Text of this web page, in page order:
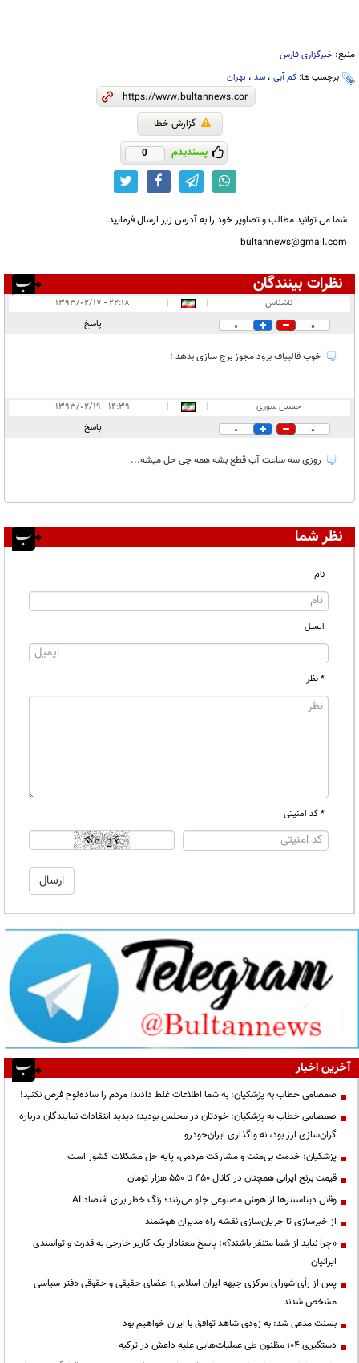
منبع: خبرگزاری فارس
برچسب ها: کم آبی ، سد ، تهران
گزارش خطا
پسندیدم 0
شما می توانید مطالب و تصاویر خود را به آدرس زیر ارسال فرمایید.
bultannews@gmail.com
نظرات بینندگان
در انتظار بررسی:
ناشناس |
|
۲۲:۱۸ - ۱۳۹۳/۰۲/۱۷
0
0 پاسخ
خوب قالیباف برود مجوز برج سازی بدهد !
حسین سوری |
|
۱۴:۳۹ - ۱۳۹۳/۰۲/۱۹
0
0 پاسخ
روزی سه ساعت آب قطع بشه همه چی حل میشه...
نظر شما
نام
ایمیل
* نظر
* کد امنیتی
آخرین اخبار
صمصامی خطاب به پزشکیان: به شما اطلاعات غلط دادند؛ مردم را ساده‌لوح فرض نکنید!
صمصامی خطاب به پزشکیان: خودتان در مجلس بودید؛ دیدید انتقادات نمایندگان درباره
گران‌سازی ارز بود، نه واگذاری ایران‌خودرو
پزشکیان: خدمت بی‌منت و مشارکت مردمی، پایه حل مشکلات کشور است
قیمت‌ برنج ایرانی همچنان در کانال ۴۵۰ تا ۵۵۰ هزار تومان
وقتی دیتاسنترها از هوش مصنوعی جلو می‌زنند؛ زنگ خطر برای اقتصاد AI
از خبرسازی تا جریان‌سازی نقشه راه مدیران هوشمند
«چرا نباید از شما متنفر باشند؟»؛ پاسخ معنادار یک کاربر خارجی به قدرت و توانمندی
ایرانیان
پس از رأی شورای مرکزی جبهه ایران اسلامی؛ اعضای حقیقی و حقوقی دفتر سیاسی
مشخص شدند
بسنت مدعی شد: به زودی شاهد توافق با ایران خواهیم بود
دستگیری ۱۰۴ مظنون طی عملیات‌هایی علیه داعش در ترکیه